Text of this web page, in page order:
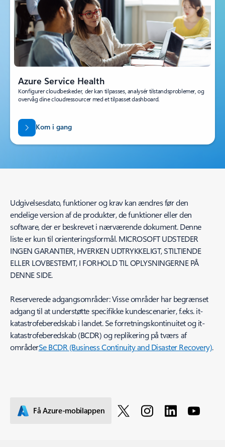
Azure Service Health
Konfigurer cloudbeskeder, der kan tilpasses, analysér tilstandsproblemer, og
overvåg dine cloudressourcer med et tilpasset dashboard.
Kom i gang
Udgivelsesdato, funktioner og krav kan ændres før den
endelige version af de produkter, de funktioner eller den
software, der er beskrevet i nærværende dokument. Denne
liste er kun til orienteringsformål. MICROSOFT UDSTEDER
INGEN GARANTIER, HVERKEN UDTRYKKELIGT, STILTIENDE
ELLER LOVBESTEMT, I FORHOLD TIL OPLYSNINGERNE PÅ
DENNE SIDE.
Reserverede adgangsområder: Visse områder har begrænset
adgang til at understøtte specifikke kundescenarier, f.eks. it-
katastrofeberedskab i landet. Se forretningskontinuitet og it-
katastrofeberedskab (BCDR) og replikering på tværs af
områderSe BCDR (Business Continuity and Disaster Recovery).
Få Azure-mobilappen